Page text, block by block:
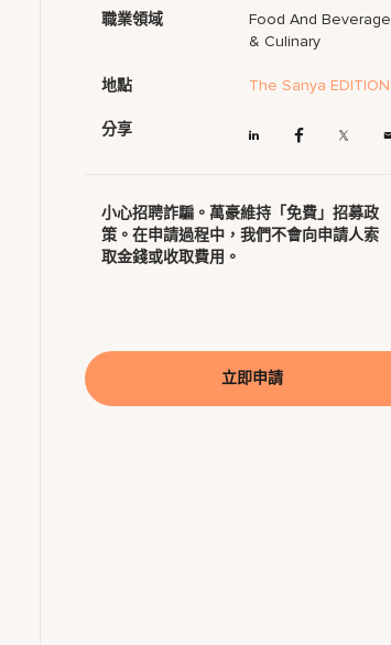
職業領域
Food And Beverage
& Culinary
地點 The Sanya EDITION
分享
小心招聘詐騙。萬豪維持「免費」招募政
策。在申請過程中，我們不會向申請人索
取金錢或收取費用。
立即申請